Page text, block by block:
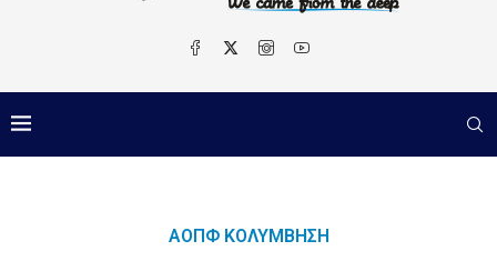
ΑΟΠΦ ΚΟΛΎΜΒΗΣΗ